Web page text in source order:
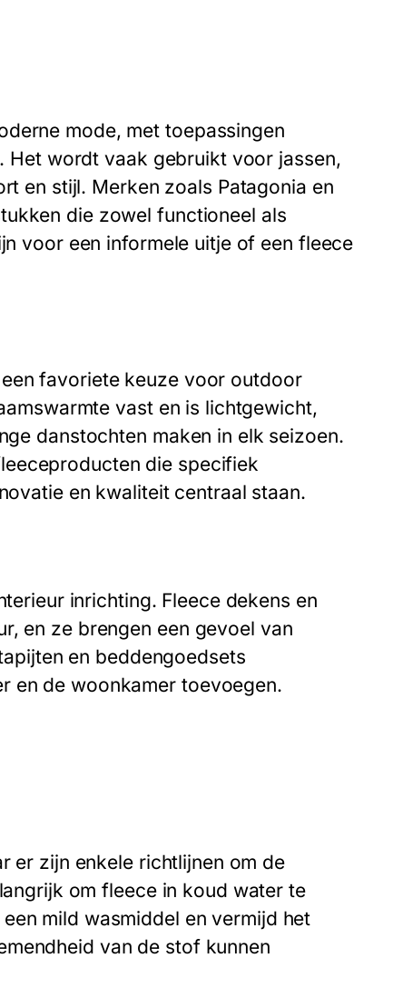
mode, met toepassingen
wordt vaak gebruikt voor jassen,
en stijl. Merken zoals Patagonia en
die zowel functioneel als
voor een informele uitje of een fleece
favoriete keuze voor outdoor
vast en is lichtgewicht,
danstochten maken in elk seizoen.
die specifiek
en kwaliteit centraal staan.
inrichting. Fleece dekens en
en ze brengen een gevoel van
en beddengoedsets
en de woonkamer toevoegen.
er zijn enkele richtlijnen om de
om fleece in koud water te
mild wasmiddel en vermijd het
van de stof kunnen